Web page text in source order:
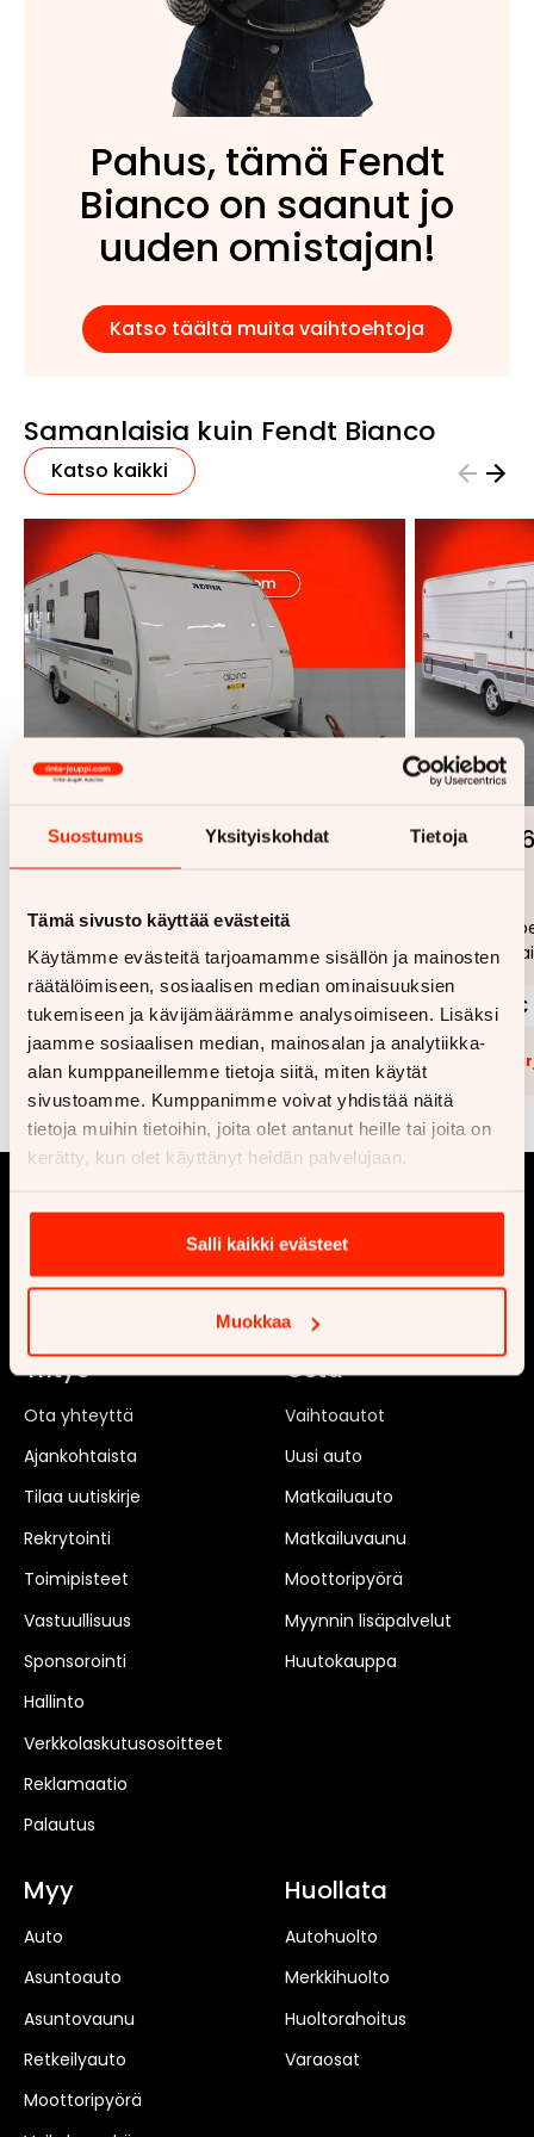
Suostumus Yksityiskohdat Tietoja
Tämä sivusto käyttää evästeitä
Käytämme evästeitä tarjoamamme sisällön ja mainosten
räätälöimiseen, sosiaalisen median ominaisuuksien
tukemiseen ja kävijämäärämme analysoimiseen. Lisäksi
jaamme sosiaalisen median, mainosalan ja analytiikka-
alan kumppaneillemme tietoja siitä, miten käytät
sivustoamme. Kumppanimme voivat yhdistää näitä
tietoja muihin tietoihin, joita olet antanut heille tai joita on
kerätty, kun olet käyttänyt heidän palvelujaan.
Salli kaikki evästeet
Muokkaa
Pahus, tämä Fendt
Bianco on saanut jo
uuden omistajan!
Katso täältä muita vaihtoehtoja
Samanlaisia kuin Fendt Bianco
Katso kaikki
Adria Alpina
2011 Turku Parivuode 4 makuupaikkaa
alk. 249 € 21 470 €
Lisää tarjouspyyntöön ( /5)
Cabby
4
alk. 249 €
Lisää
Yritys
Ota yhteyttä
Ajankohtaista
Tilaa uutiskirje
Rekrytointi
Toimipisteet
Vastuullisuus
Sponsorointi
Hallinto
Verkkolaskutusosoitteet
Reklamaatio
Palautus
Osta
Vaihtoautot
Uusi auto
Matkailuauto
Matkailuvaunu
Moottoripyörä
Myynnin lisäpalvelut
Huutokauppa
Myy
Auto
Asuntoauto
Asuntovaunu
Retkeilyauto
Moottoripyörä
Huollata
Autohuolto
Merkkihuolto
Huoltorahoitus
Varaosat